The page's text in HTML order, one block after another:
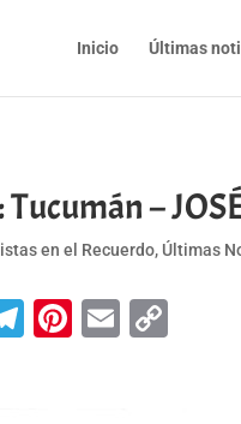
Inicio Últimas
–
en el Recuerdo, Últimas
Telegram
Pinterest
Email